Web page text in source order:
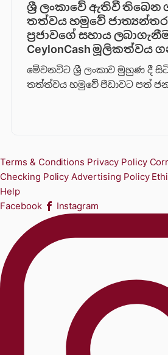
ශ්‍රී ලංකාවේ ඇතිවී තිබෙන
තත්වය හමුවේ ජාත්‍යන්තර
ප්‍රජාවගේ සහාය
CeylonCash මූලිකත්වය
මේවනවිට ශ්‍රී ලංකාව මුහුණ දී
තත්ත්වය හමුවේ පීඩාවට පත්
Terms & Conditions Privacy Policy
Checking Policy Advertising Policy
Help
Facebook
Instagram